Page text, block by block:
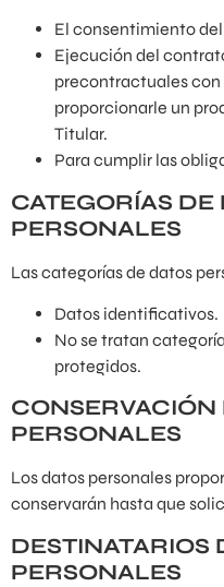
El consentimiento
Ejecución del
precontractuales con
proporcionarle un
Titular.
Para cumplir las
CATEGORÍAS DE
PERSONALES
Las categorías de datos
Datos identificativos.
No se tratan
protegidos.
CONSERVACIÓN
PERSONALES
Los datos personales
conservarán hasta que
DESTINATARIOS
PERSONALES